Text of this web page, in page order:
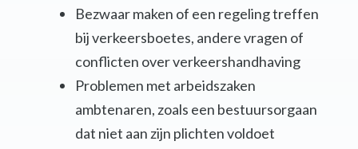
Bezwaar maken of een regeling treffen
bij verkeersboetes, andere vragen of
conflicten over verkeershandhaving
Problemen met arbeidszaken
ambtenaren, zoals een bestuursorgaan
dat niet aan zijn plichten voldoet